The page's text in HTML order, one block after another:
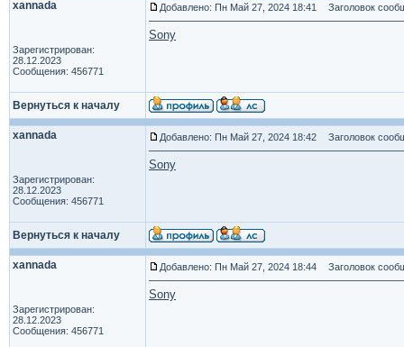
xannada
Зарегистрирован:
28.12.2023
Сообщения: 456771
Добавлено: Пн Май 27, 2024 18:41 Заголовок
Sony
Вернуться к началу
xannada
Зарегистрирован:
28.12.2023
Сообщения: 456771
Добавлено: Пн Май 27, 2024 18:42 Заголовок
Sony
Вернуться к началу
xannada
Зарегистрирован:
28.12.2023
Сообщения: 456771
Добавлено: Пн Май 27, 2024 18:44 Заголовок
Sony